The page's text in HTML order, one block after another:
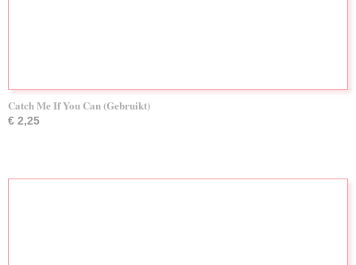
Catch Me If You Can (Gebruikt)
€ 2,25